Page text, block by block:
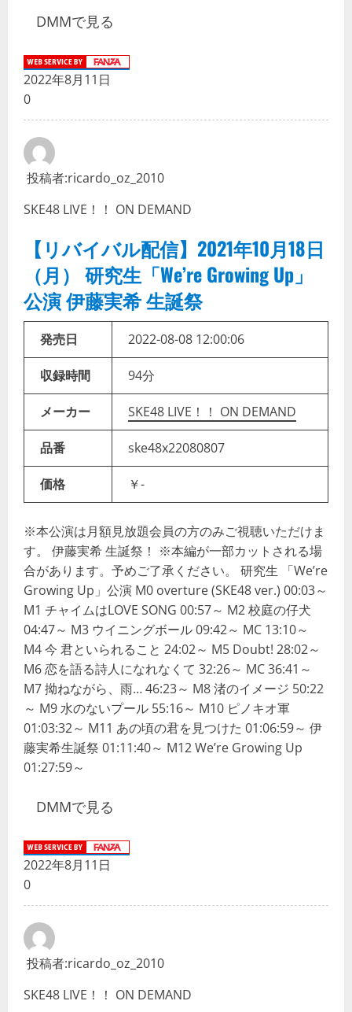
DMMで見る
2022年8月11日
0
投稿者:ricardo_oz_2010
SKE48 LIVE！！ ON DEMAND
【リバイバル配信】2021年10月18日
（月） 研究生「We’re Growing Up」
公演 伊藤実希 生誕祭
発売日 2022-08-08 12:00:06
収録時間 94分
メーカー SKE48 LIVE！！ ON DEMAND
品番 ske48x22080807
価格 ￥-
※本公演は月額見放題会員の方のみご視聴いただけま
す。 伊藤実希 生誕祭！ ※本編が一部カットされる場
合があります。予めご了承ください。 研究生 「We’re
Growing Up」公演 M0 overture (SKE48 ver.) 00:03～
M1 チャイムはLOVE SONG 00:57～ M2 校庭の仔犬
04:47～ M3 ウイニングボール 09:42～ MC 13:10～
M4 今 君といられること 24:02～ M5 Doubt! 28:02～
M6 恋を語る詩人になれなくて 32:26～ MC 36:41～
M7 拗ねながら、雨… 46:23～ M8 渚のイメージ 50:22
～ M9 水のないプール 55:16～ M10 ピノキオ軍
01:03:32～ M11 あの頃の君を見つけた 01:06:59～ 伊
藤実希生誕祭 01:11:40～ M12 We’re Growing Up
01:27:59～
DMMで見る
2022年8月11日
0
投稿者:ricardo_oz_2010
SKE48 LIVE！！ ON DEMAND